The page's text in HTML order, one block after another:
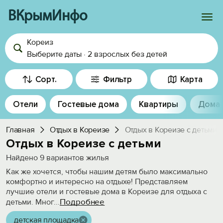
ВКрымИнфо
Войти
Избранное
История просмотра
Добавить свой объект
Кореиз
Выберите даты · 2 взрослых без детей
Сорт. Фильтр Карта
Отели Гостевые дома Квартиры Дома
Главная Отдых в Кореизе Отдых в Кореизе с детьми
Отдых в Кореизе с детьми
Найдено 9 вариантов жилья
Как же хочется, чтобы нашим детям было максимально
комфортно и интересно на отдыхе! Представляем
лучшие отели и гостевые дома в Кореизе для отдыха с
детьми. Мног...Подробнее
детская площадка